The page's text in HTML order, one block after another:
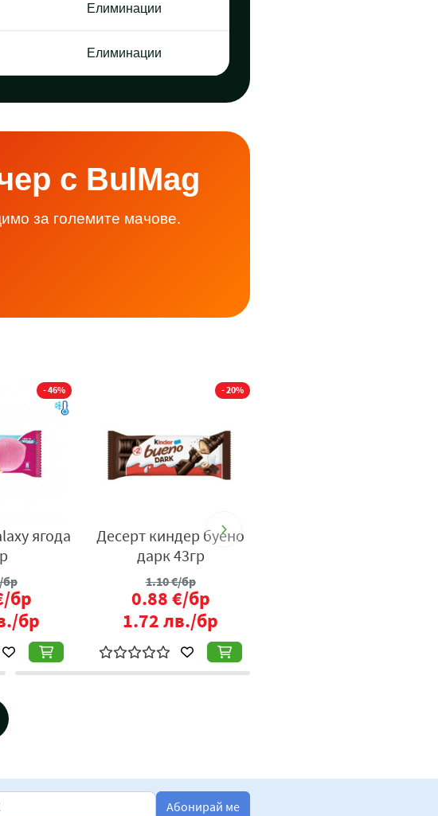
Елиминации
Елиминации
с BulMag
за големите мачове.
- 46%
ягода
бр
бр
бр
- 20%
Десерт киндер буено
дарк 43гр
1.10€/бр
0.88€/бр
1.72лв./бр
Абонирай ме